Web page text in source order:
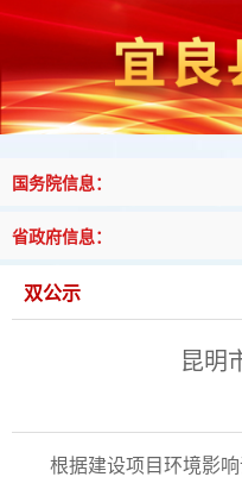
国务院信息：
省政府信息：
双公示
昆明
根据建设项目环境影